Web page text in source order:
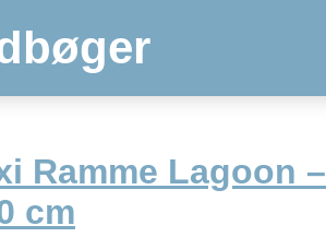
Ramme Lagoon –
cm